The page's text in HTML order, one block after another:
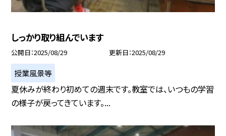
しっかり取り組んでいます
公開日 2025/08/29 更新日 2025/08/29
授業風景等
夏休みが終わり初めての週末です。教室では、いつもの学習
の様子が戻ってきています。...